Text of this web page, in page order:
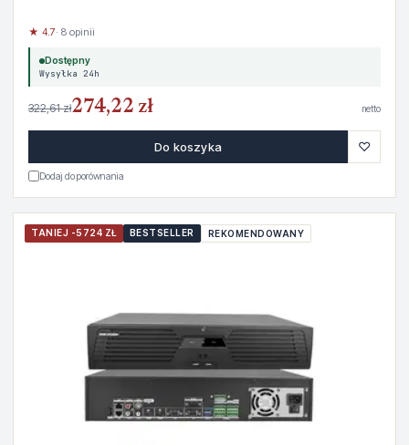
★ 4.7· 8 opinii
Dostępny
Wysyłka 24h
322,61 zł274,22 zł netto
Do koszyka ♡
Dodaj do porównania
TANIEJ -5724 ZŁ BESTSELLER REKOMENDOWANY